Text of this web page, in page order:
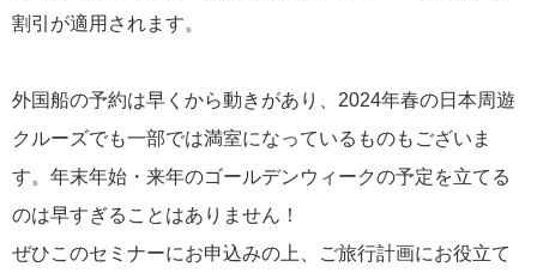
割引が適用されます。
外国船の予約は早くから動きがあり、2024年春の日本周遊
クルーズでも一部では満室になっているものもございま
す。年末年始・来年のゴールデンウィークの予定を立てる
のは早すぎることはありません！
ぜひこのセミナーにお申込みの上、ご旅行計画にお役立て
ねずみ君のつぶやき♪
飛鳥II 385
世界一周クルーズ
飛鳥II 2018年世界一周クルーズ